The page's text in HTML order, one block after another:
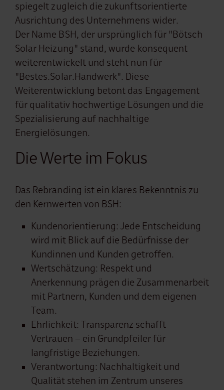
spiegelt zugleich die zukunftsorientierte
Ausrichtung des Unternehmens wider.
Der Name BSH, der ursprünglich für "Bötsch
Solar Heizung" stand, wurde konsequent
weiterentwickelt und steht nun für
"Bestes.Solar.Handwerk". Diese
Weiterentwicklung betont das Engagement
für qualitativ hochwertige Lösungen und die
Spezialisierung auf nachhaltige
Energielösungen.
Die Werte im Fokus
Das Rebranding ist ein klares Bekenntnis zu
den Kernwerten von BSH:
Kundenorientierung: Jede Entscheidung
wird mit Blick auf die Bedürfnisse der
Kundinnen und Kunden getroffen.
Wertschätzung: Respekt und
Anerkennung prägen die Zusammenarbeit
mit Partnern, Kunden und dem eigenen
Team.
Ehrlichkeit: Transparenz schafft
Vertrauen – ein Grundpfeiler für
langfristige Beziehungen.
Verantwortung: Nachhaltigkeit und
Qualität stehen im Zentrum unseres